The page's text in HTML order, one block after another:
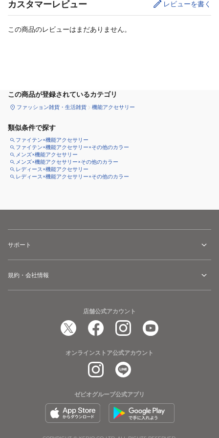
カスタマーレビュー レビューを書く
この商品のレビューはまだありません。
この商品が登録されているカテゴリ
ファッション雑貨・生活雑貨 機能アクセサリー
類似条件で探す
ファイテン×機能アクセサリー
ファイテン×機能アクセサリー×その他のカラー
メンズ×機能アクセサリー
メンズ×機能アクセサリー×その他のカラー
レディース×機能アクセサリー
レディース×機能アクセサリー×その他のカラー
サポート
規約・会社情報
店舗公式アカウント
オンラインストア公式アカウント
ゼビオグループ公式アプリ